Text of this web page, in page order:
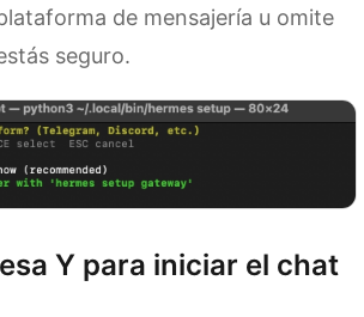
de mensajería u omite
seguro.
Y para iniciar el chat